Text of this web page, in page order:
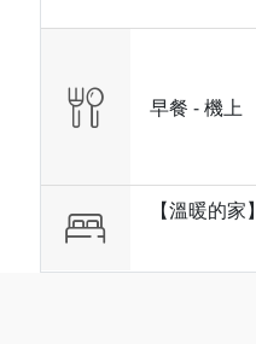
早餐 -機上
【溫暖的家】